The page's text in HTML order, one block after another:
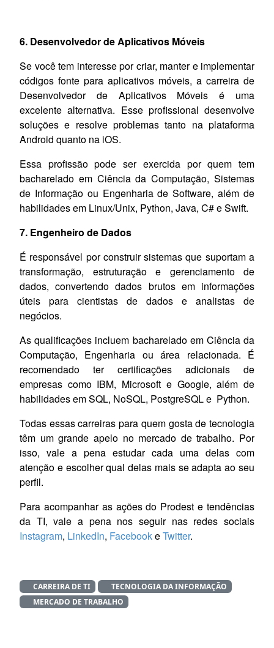
6. Desenvolvedor de Aplicativos Móveis
Se você tem interesse por criar, manter e implementar
códigos fonte para aplicativos móveis, a carreira de
Desenvolvedor de Aplicativos Móveis é uma
excelente alternativa. Esse profissional desenvolve
soluções e resolve problemas tanto na plataforma
Android quanto na iOS.
Essa profissão pode ser exercida por quem tem
bacharelado em Ciência da Computação, Sistemas
de Informação ou Engenharia de Software, além de
habilidades em Linux/Unix, Python, Java, C# e Swift.
7. Engenheiro de Dados
É responsável por construir sistemas que suportam a
transformação, estruturação e gerenciamento de
dados, convertendo dados brutos em informações
úteis para cientistas de dados e analistas de
negócios.
As qualificações incluem bacharelado em Ciência da
Computação, Engenharia ou área relacionada. É
recomendado ter certificações adicionais de
empresas como IBM, Microsoft e Google, além de
habilidades em SQL, NoSQL, PostgreSQL e Python.
Todas essas carreiras para quem gosta de tecnologia
têm um grande apelo no mercado de trabalho. Por
isso, vale a pena estudar cada uma delas com
atenção e escolher qual delas mais se adapta ao seu
perfil.
Para acompanhar as ações do Prodest e tendências
da TI, vale a pena nos seguir nas redes sociais
Instagram, LinkedIn, FacebookeTwitter.
CARREIRA DE TI
TECNOLOGIA DA INFORMAÇÃO
MERCADO DE TRABALHO